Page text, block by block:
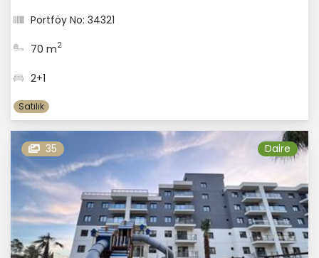
Portföy No: 34321
70 m2
2+1
Satılık
35 Daire